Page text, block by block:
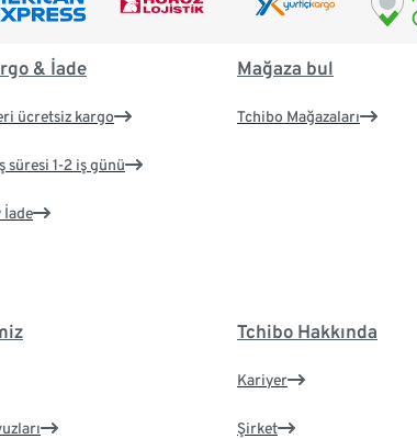
& İade
ücretsiz kargo
süresi 1-2 iş günü
İade
Mağaza bul
Tchibo Mağazaları
Tchibo Hakkında
Kariyer
Şirket